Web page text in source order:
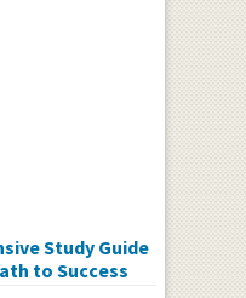
Study Guide
to Success